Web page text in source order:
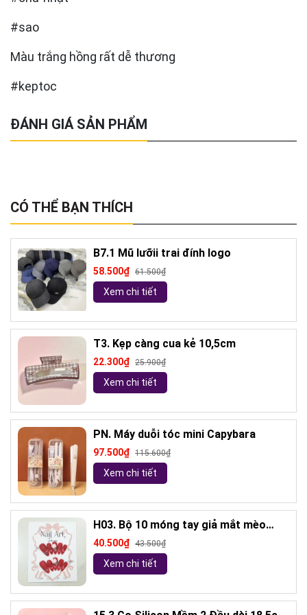
#sao
Màu trắng hồng rất dễ thương
#keptoc
ĐÁNH GIÁ SẢN PHẨM
CÓ THỂ BẠN THÍCH
B7.1 Mũ lưỡii trai đính logo
58.500₫ 61.500₫
Xem chi tiết
T3. Kẹp càng cua kẻ 10,5cm
22.300₫ 25.900₫
Xem chi tiết
PN. Máy duỗi tóc mini Capybara
97.500₫ 115.600₫
Xem chi tiết
H03. Bộ 10 móng tay giả mắt mèo
kèm keo và giũa móng (ngẫu nhiên)
40.500₫ 43.500₫
Xem chi tiết